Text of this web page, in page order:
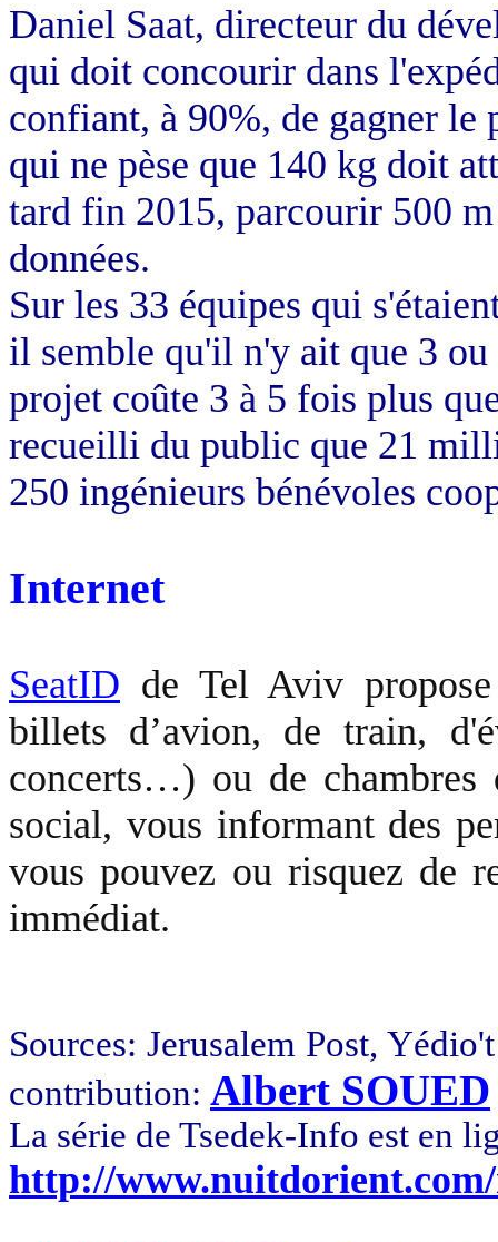
Daniel Saat, directeur du
qui doit concourir dans
confiant, à 90%, de gagner
qui ne pèse que 140 kg doit
tard fin 2015, parcourir 500 m
données.
Sur les 33 équipes qui
il semble qu'il n'y ait que 3 ou
projet coûte 3 à 5 fois plus
recueilli du public que 21
250 ingénieurs bénévoles
Internet
SeatID de Tel Aviv
billets d’avion, de train,
concerts…) ou de chambres
social, vous informant des
vous pouvez ou risquez de
immédiat.
Sources: Jerusalem Post,
contribution: Albert SOUED
La série de Tsedek-Info est en
http://